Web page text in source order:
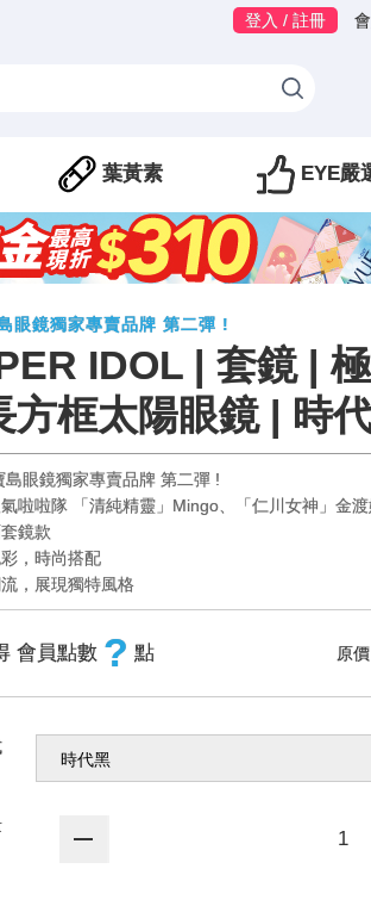
登入 / 註冊
葉黃素 EYE嚴
眼鏡獨家專賣品牌 第二彈 !
IDOL | 套鏡 |
方框太陽眼鏡 | 時
眼鏡獨家專賣品牌 第二彈 !
啦啦隊 「清純精靈」Mingo、「仁川女神」金
鏡款
，時尚搭配
，展現獨特風格
會員點數 ? 點 原價